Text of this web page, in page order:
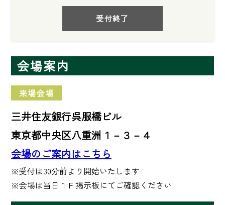
受付終了
会場案内
来場会場
三井住友銀行呉服橋ビル
東京都中央区八重洲１－３－４
会場のご案内はこちら
※受付は30分前より開始いたします
※会場は当日１Ｆ掲示板にてご確認ください